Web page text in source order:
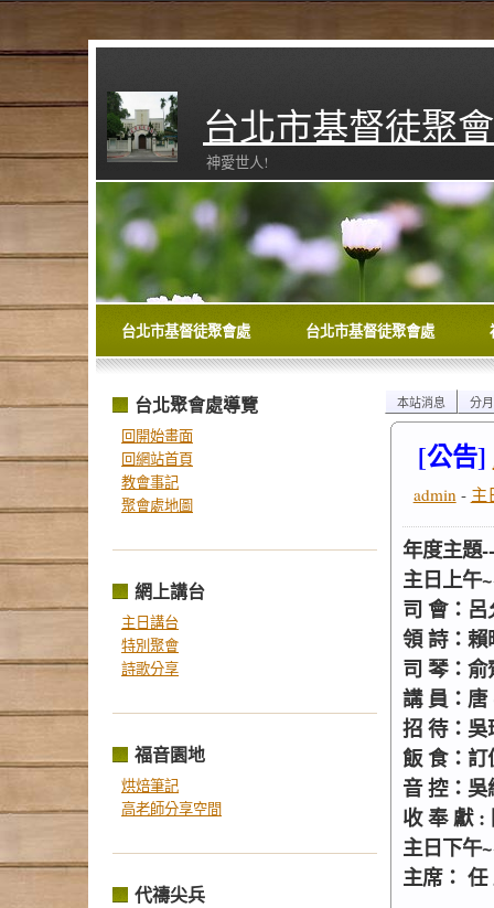
台北市基督徒聚
神愛世人!
台北市基督徒聚會處 台北市基督徒聚會處
台北聚會處導覽
回開始畫面
回網站首頁
教會事記
聚會處地圖
網上講台
主日講台
特別聚會
詩歌分享
福音園地
烘焙筆記
高老師分享空間
代禱尖兵
本站消息 分
[公告]
admin- 主
年度主題
主日上午
司 會：呂
領 詩：賴
司 琴：俞
講 員：
招 待：
飯 食：訂
音 控：吳
收 奉 獻 :
主日下午
主席： 任